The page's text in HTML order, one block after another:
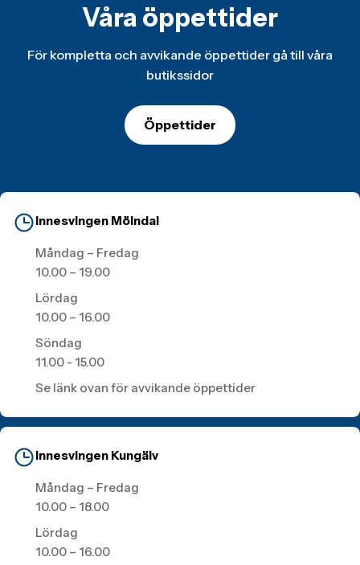
Våra öppettider
För kompletta och avvikande öppettider gå till våra
butikssidor
Öppettider
Innesvingen Mölndal
Måndag – Fredag
10.00 – 19.00
Lördag
10.00 – 16.00
Söndag
11.00 - 15.00
Se länk ovan för avvikande öppettider
Innesvingen Kungälv
Måndag – Fredag
10.00 – 18.00
Lördag
10.00 – 16.00